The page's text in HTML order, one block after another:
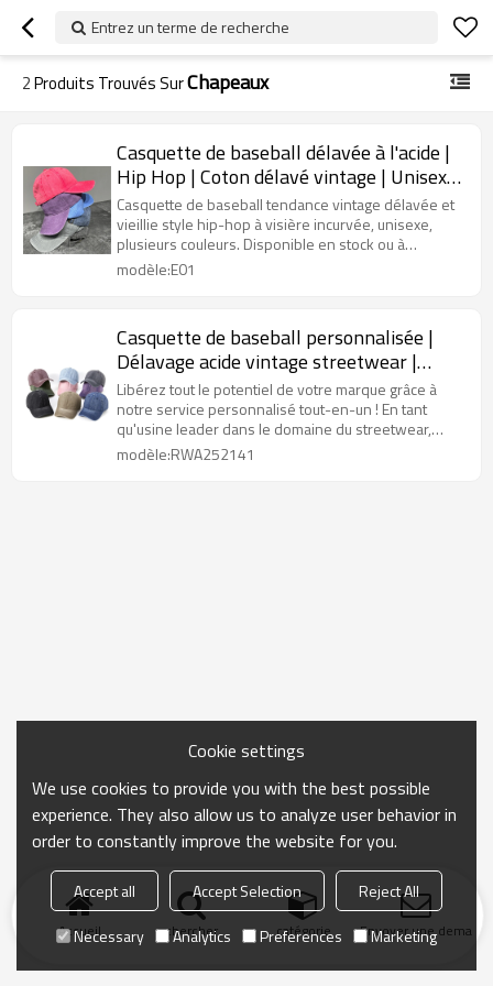
Entrez un terme de recherche
2Produits Trouvés SurChapeaux
Casquette de baseball délavée à l'acide |
Hip Hop | Coton délavé vintage | Unisexe
| Vente en gros de vêtements de sport
Casquette de baseball tendance vintage délavée et
vieillie style hip-hop à visière incurvée, unisexe,
plusieurs couleurs. Disponible en stock ou à
personnaliser !
modèle:E01
Casquette de baseball personnalisée |
Délavage acide vintage streetwear |
Casquettes en jean pour papa | Pour
adultes unisexes
Libérez tout le potentiel de votre marque grâce à
notre service personnalisé tout-en-un ! En tant
qu'usine leader dans le domaine du streetwear,
nous fabriquons également des casquettes et des
modèle:RWA252141
Accueil chercher catégorie Envoyer une
Cookie settings
We use cookies to provide you with the best possible
experience. They also allow us to analyze user behavior in
order to constantly improve the website for you.
Accept all Accept Selection
Reject All
Necessary
Analytics Preferences Marketing